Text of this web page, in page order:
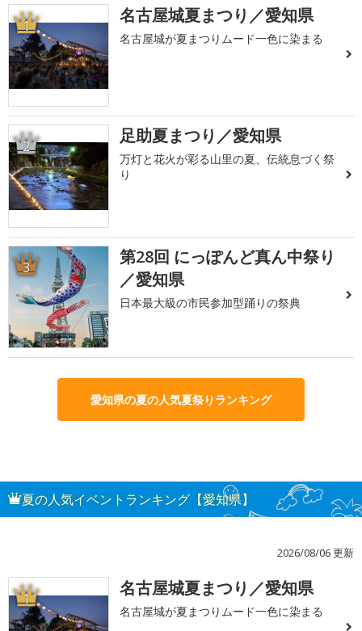
1 名古屋城夏まつり／愛知県
名古屋城が夏まつりムード一色に染まる
2 足助夏まつり／愛知県
万灯と花火が彩る山里の夏、伝統息づく祭
り
3
第28回 にっぽんど真ん中祭り
／愛知県
日本最大級の市民参加型踊りの祭典
愛知県の夏の人気夏祭りランキング
夏の人気イベントランキング【愛知県】
2026/08/06 更新
1 名古屋城夏まつり／愛知県
名古屋城が夏まつりムード一色に染まる